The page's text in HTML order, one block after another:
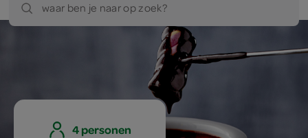
waar ben je naar op zoek?
4 personen